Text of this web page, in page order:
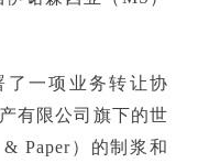
一项业务转让协
有限公司旗下的世
Paper）的制浆和